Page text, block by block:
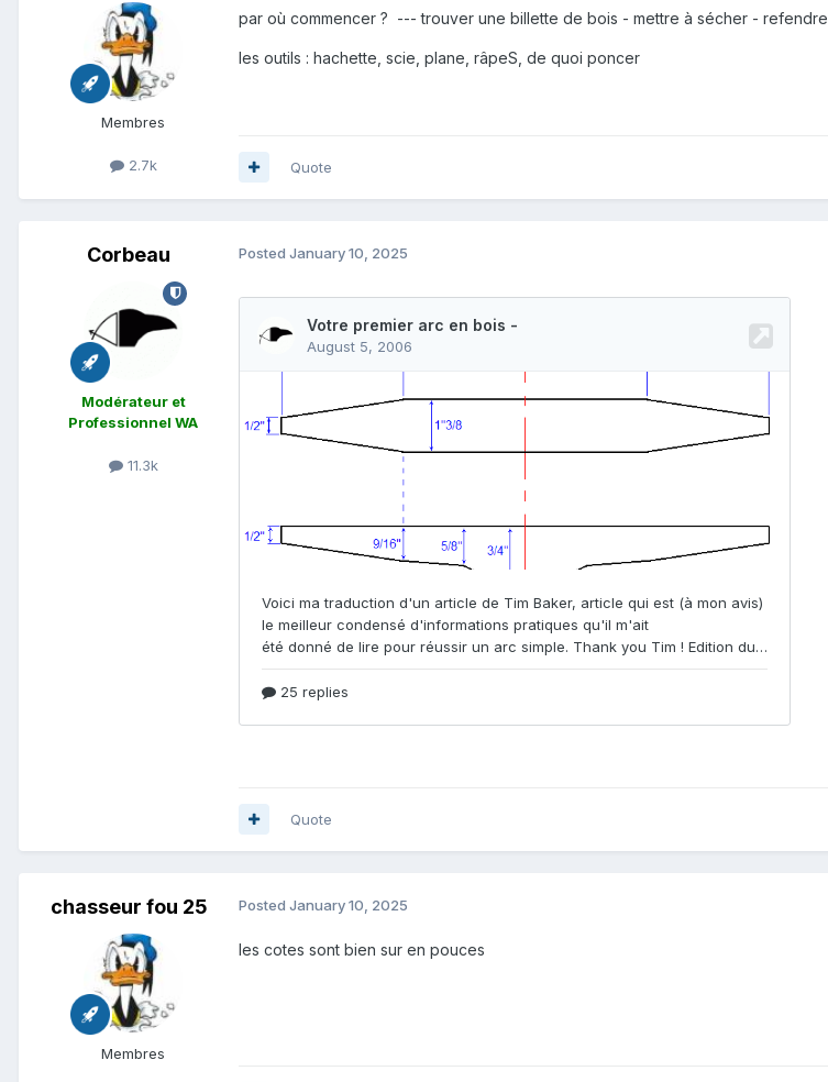
Membres
2.7k
par où commencer ? --- trouver une billette de bois - mettre à sécher - refendre
les outils : hachette, scie, plane, râpeS, de quoi poncer
Quote
Corbeau
Modérateur et
Professionnel WA
11.3k
Posted January 10, 2025
Quote
chasseur fou 25
Membres
Posted January 10, 2025
les cotes sont bien sur en pouces